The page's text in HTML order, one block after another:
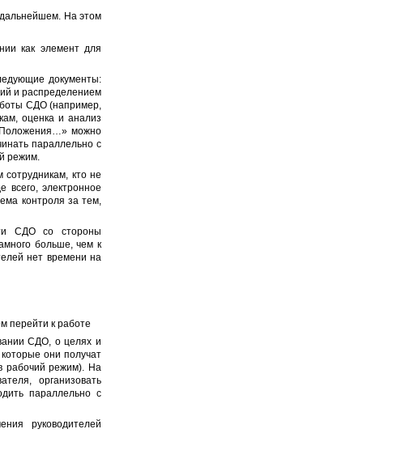
дальнейшем. На этом
как элемент для
документы:
и распределением
СДО (например,
оценка и анализ
можно
параллельно с
режим.
кто не
всего, электронное
контроля за тем,
СДО со стороны
больше, чем к
нет времени на
перейти к работе
СДО, о целях и
они получат
рабочий режим). На
организовать
параллельно с
руководителей